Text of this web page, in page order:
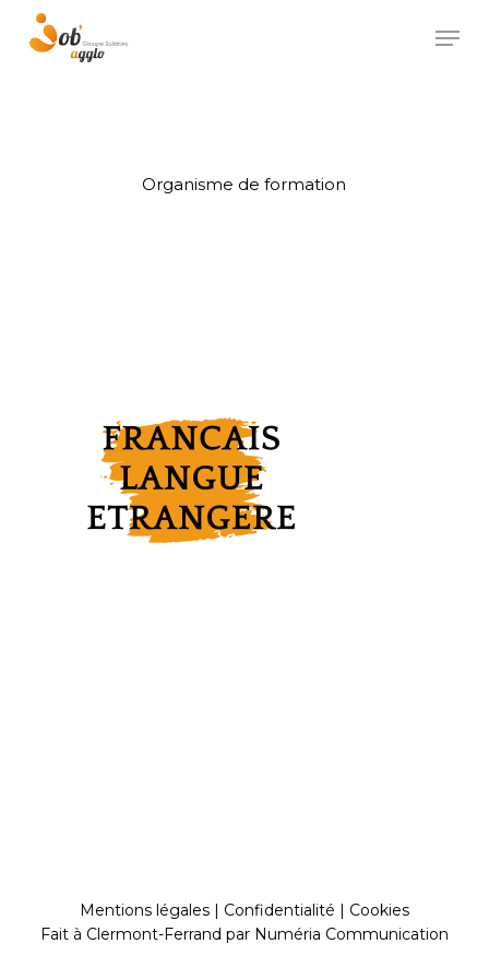
main
Organisme de formation
Mentions légales| Confidentialité | Cookies
Fait à Clermont-Ferrand par Numéria Communication